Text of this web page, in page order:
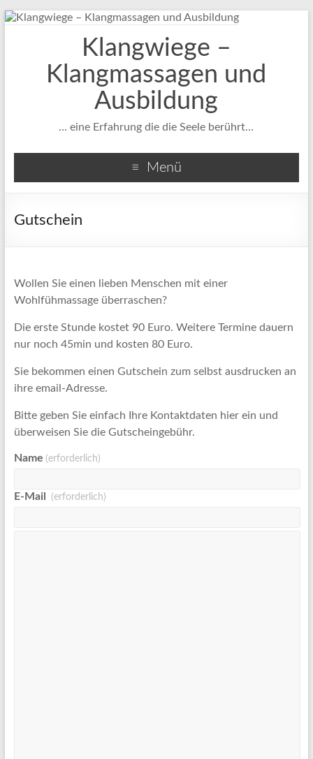
Klangwiege –
Klangmassagen und
Ausbildung
… eine Erfahrung die die Seele berührt…
Menü
Gutschein
Wollen Sie einen lieben Menschen mit einer
Wohlfühmassage überraschen?
Die erste Stunde kostet 90 Euro. Weitere Termine dauern
nur noch 45min und kosten 80 Euro.
Sie bekommen einen Gutschein zum selbst ausdrucken an
ihre email-Adresse.
Bitte geben Sie einfach Ihre Kontaktdaten hier ein und
überweisen Sie die Gutscheingebühr.
Name (erforderlich)
E-Mail (erforderlich)